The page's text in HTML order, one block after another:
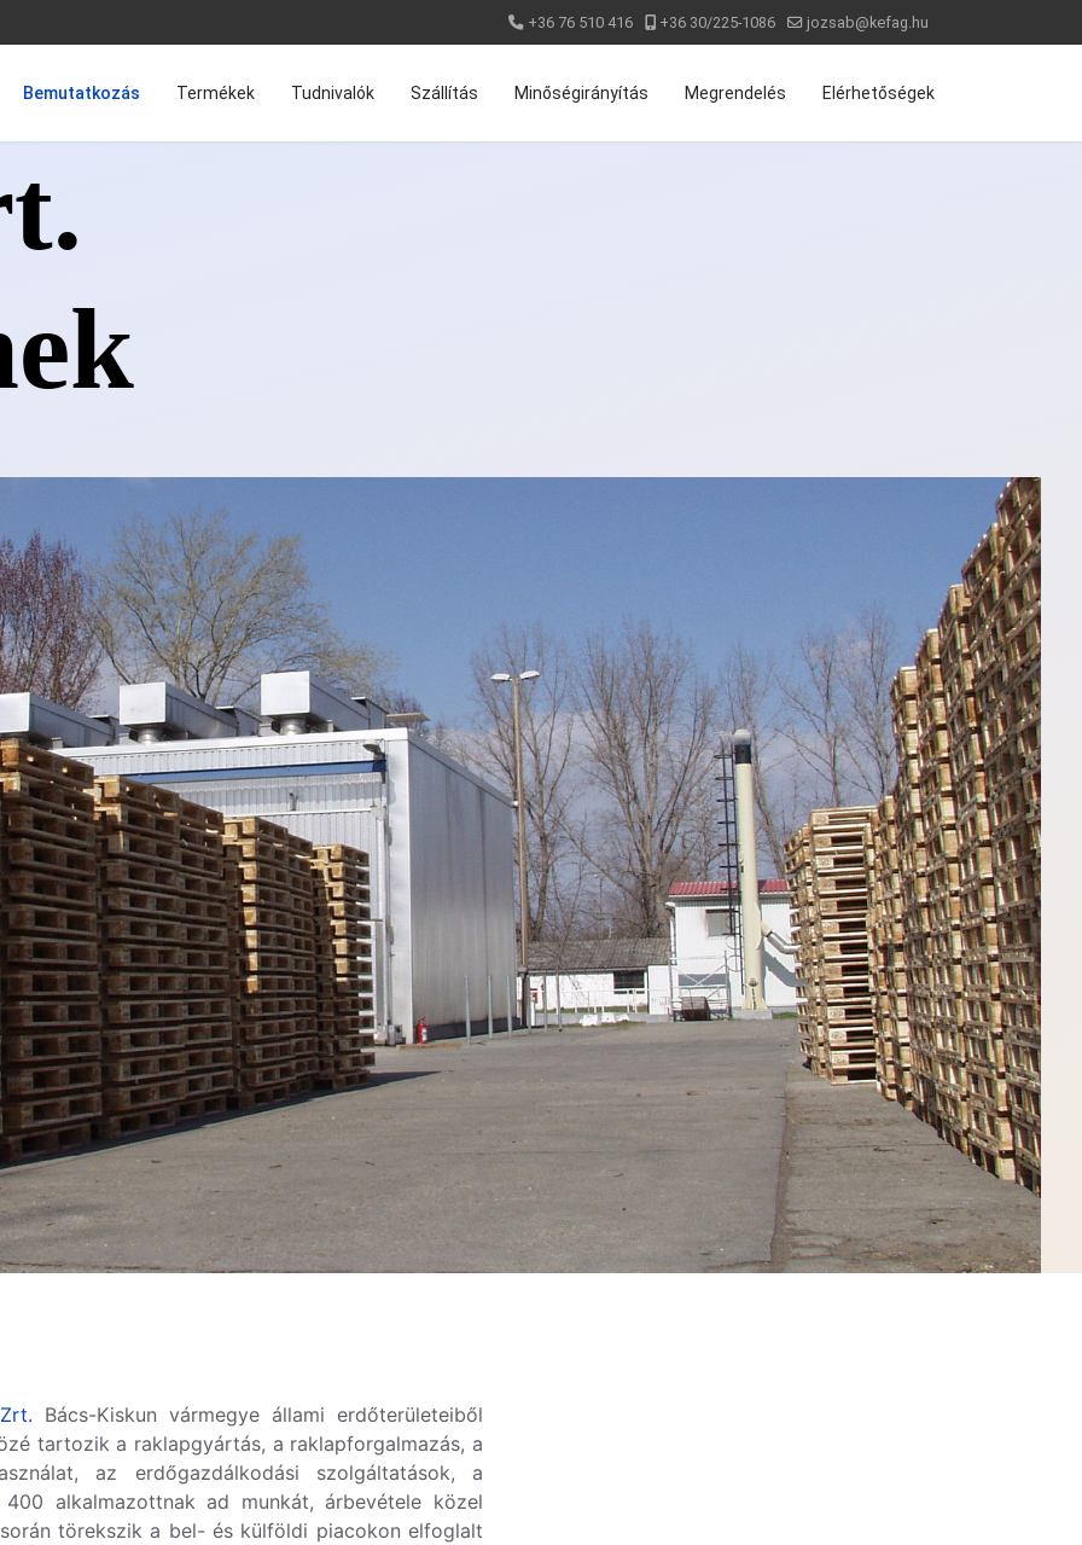
+36 76 510 416 +36 30/225-1086 jozsab@kefag.hu
Bemutatkozás Termékek Tudnivalók Szállítás Minőségirányítás Megrendelés Elérhetőségek
Bács-Kiskun vármegye állami erdőterületeiből
tartozik a raklapgyártás, a raklapforgalmazás, a
az erdőgazdálkodási szolgáltatások, a
400 alkalmazottnak ad munkát, árbevétele közel
törekszik a bel- és külföldi piacokon elfoglalt